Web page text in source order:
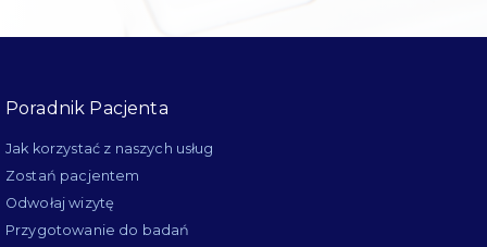
Poradnik Pacjenta
Jak korzystać z naszych usług
Zostań pacjentem
Odwołaj wizytę
Przygotowanie do badań